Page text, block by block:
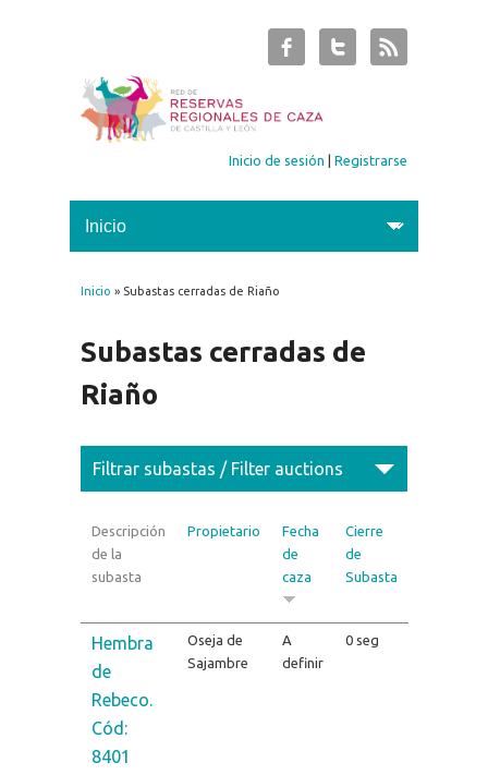
Inicio de sesión |Registrarse
Se encuentra usted aquí
Inicio » Subastas cerradas de Riaño
Subastas cerradas de
Riaño
Filtrar subastas / Filter auctions
Descripción
de la
subasta
Propietario
Fecha
de
caza
Cierre
de
Subasta
Hembra
de
Rebeco.
Cód:
8401
Oseja de
Sajambre
A
definir
0 seg